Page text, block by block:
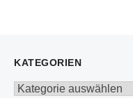
KATEGORIEN
Kategorien